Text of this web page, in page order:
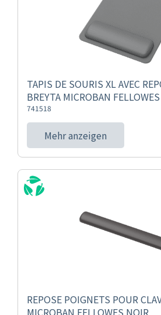
TAPIS DE SOURIS XL AVEC
BREYTA MICROBAN
741518
Mehr anzeigen
REPOSE POIGNETS POUR
MICROBAN FELLOWES NOIR